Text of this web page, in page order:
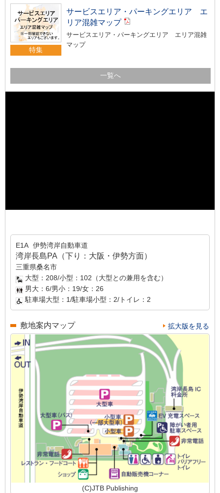
特集
サービスエリア・パーキングエリア エ
リア混雑マップ
サービスエリア・パーキングエリア エリア混雑
マップ
一覧へ
E1A 伊勢湾岸自動車道
湾岸長島PA（下り：大阪・伊勢方面）
三重県桑名市
大型：208/小型：102（大型との兼用を含む）
男大：6/男小：19/女：26
駐車場大型：1/駐車場小型：2/トイレ：2
敷地案内マップ 拡大版を見る
(C)JTB Publishing